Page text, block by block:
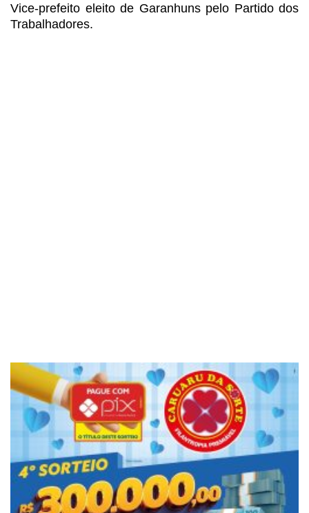
Vice-prefeito eleito de Garanhuns pelo Partido dos
Trabalhadores.